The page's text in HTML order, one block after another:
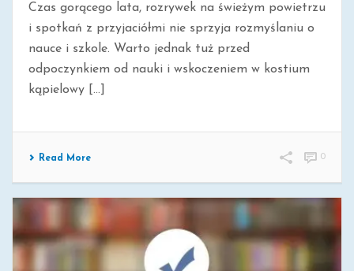
Czas gorącego lata, rozrywek na świeżym powietrzu
i spotkań z przyjaciółmi nie sprzyja rozmyślaniu o
nauce i szkole. Warto jednak tuż przed
odpoczynkiem od nauki i wskoczeniem w kostium
kąpielowy [...]
Read More 0